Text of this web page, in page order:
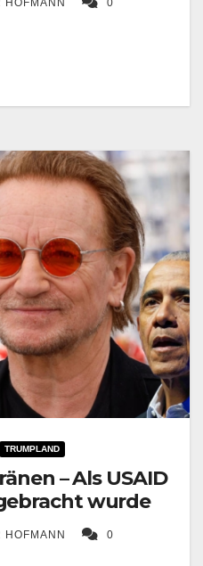
HOFMANN
0
TRUMPLAND
– Als USAID
wurde
HOFMANN
0